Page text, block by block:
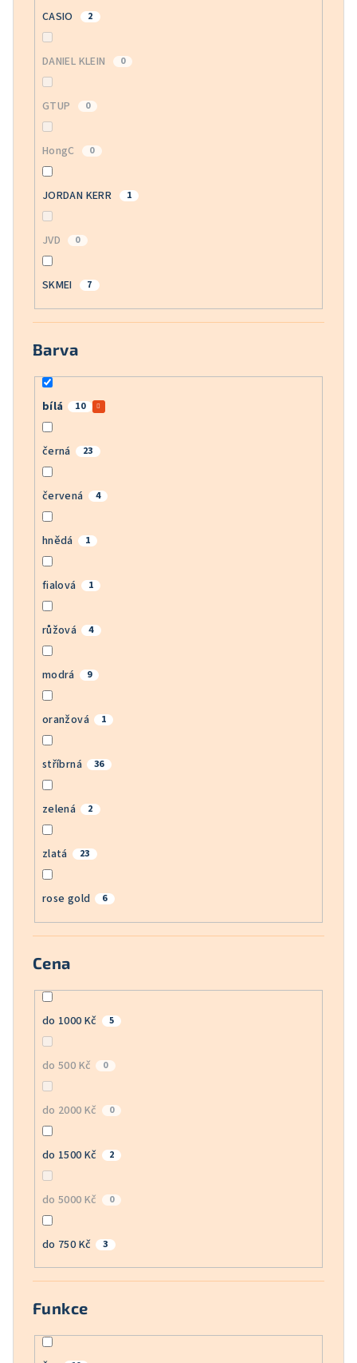
CASIO 2
DANIEL KLEIN 0
GTUP 0
HongC 0
JORDAN KERR 1
JVD 0
SKMEI 7
Barva
bílá 10
černá 23
červená 4
hnědá 1
fialová 1
růžová 4
modrá 9
oranžová 1
stříbrná 36
zelená 2
zlatá 23
rose gold 6
Cena
do 1000 Kč 5
do 500 Kč 0
do 2000 Kč 0
do 1500 Kč 2
do 5000 Kč 0
do 750 Kč 3
Funkce